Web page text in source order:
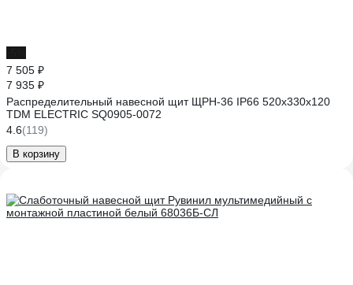
7 505 ₽
7 935 ₽
Распределительный навесной щит ЩРН-36 IP66 520х330х120
TDM ELECTRIC SQ0905-0072
4.6(119)
В корзину